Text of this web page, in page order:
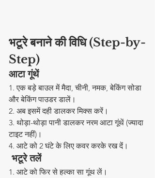
भटूरे बनाने की विधि (Step-by-
Step)
आटा गूंथें
1. एक बड़े बाउल में मैदा, चीनी, नमक, बेकिंग सोडा
और बेकिंग पाउडर डालें।
2. अब इसमें दही डालकर मिक्स करें।
3. थोड़ा-थोड़ा पानी डालकर नरम आटा गूंथें (ज्यादा
टाइट नहीं)।
4. आटे को 2 घंटे के लिए कवर करके रख दें।
भटूरे तलें
1. आटे को फिर से हल्का सा गूंथ लें।